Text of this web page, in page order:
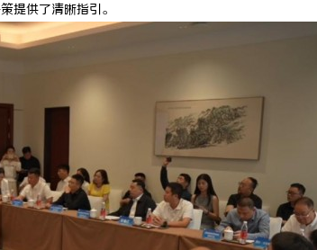
提供了清晰指引。